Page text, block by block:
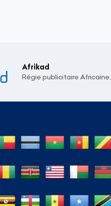
Afrikad
Régie publicitaire Africaine.